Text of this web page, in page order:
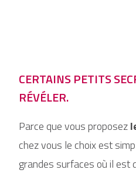
CERTAINS PETITS
RÉVÉLER.
Parce que vous proposez
chez vous le choix est
grandes surfaces où il est